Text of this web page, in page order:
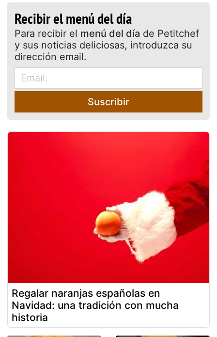
Recibir el menú del día
Para recibir el menú del día de Petitchef
y sus noticias deliciosas, introduzca su
dirección email.
Suscribir
Regalar naranjas españolas en
Navidad: una tradición con mucha
historia